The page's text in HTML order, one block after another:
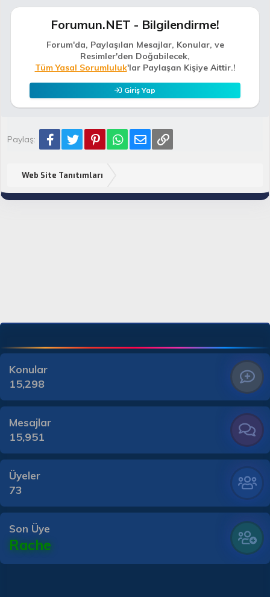
Forumun.NET - Bilgilendirme!
Forum'da, Paylaşılan Mesajlar, Konular, ve
Resimler'den Doğabilecek,
Tüm Yasal Sorumluluk'lar Paylaşan Kişiye Aittir.!
Giriş Yap
Paylaş: Facebook
Twitter PinterestWhatsApp
E-posta
Web Site Tanıtımları
Konular
15,298
Mesajlar
15,951
Üyeler
73
Son Üye
Rache